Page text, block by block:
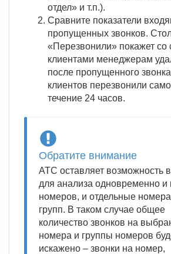
отдел» и т.п.).
Сравните показатели
пропущенных звонков.
«Перезвонили» покажет со
клиентами менеджерам
после пропущенного
клиентов перезвонили
течение 24 часов.
Обратите внимание
АТС оставляет возможность
для анализа одновременно и
номеров, и отдельные номера
групп. В таком случае общее
количество звонков на
номера и группы номеров
искажено – звонки на номер,